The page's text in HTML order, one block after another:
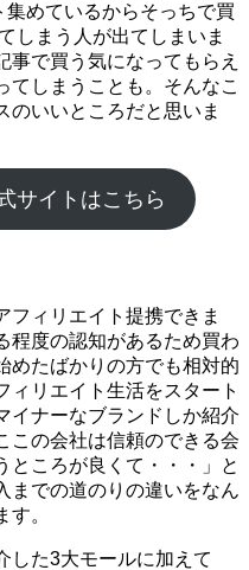
めているからそっちで買
しまう人が出てしまいま
事で買う気になってもらえ
てしまうことも。そんなこ
のいいところだと思いま
サイトはこちら
フィリエイト提携できま
程度の認知があるため買わ
めたばかりの方でも相対的
ィリエイト生活をスタート
イナーなブランドしか紹介
この会社は信頼のできる会
ところが良くて・・・」と
までの道のりの違いをなん
。
した3大モールに加えて